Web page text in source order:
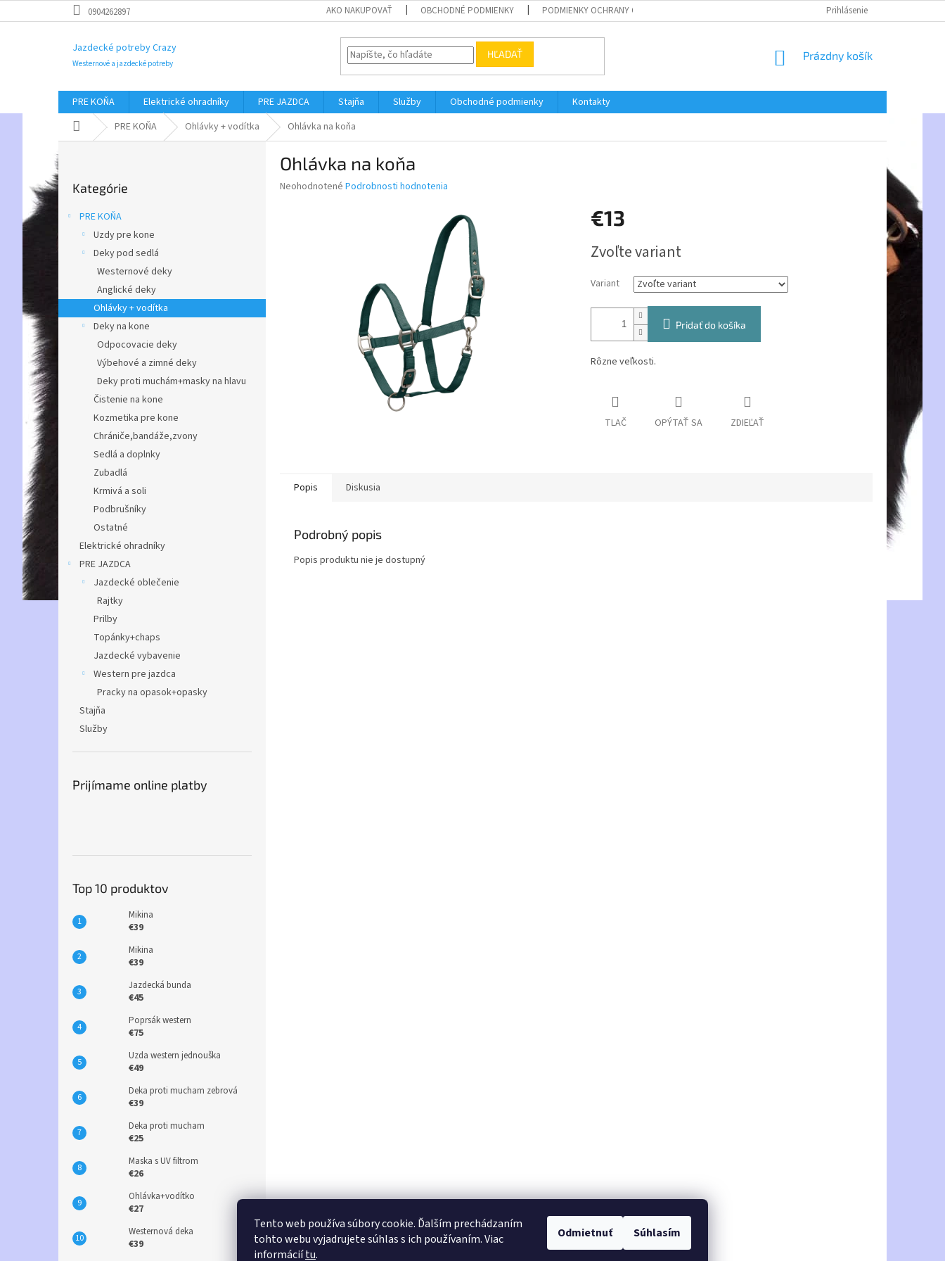
Tento web používa súbory cookie. Ďalším prechádzaním
tohto webu vyjadrujete súhlas s ich používaním. Viac
informáciítu.
Odmietnuť Súhlasím
na
0904262897 AKO NAKUPOVAŤ OBCHODNÉ PODMIENKY PODMIENKY OCHRANY OSOBNÝCH ÚDAJOV Prihlásenie
Jazdecké potreby Crazy
Westernové a jazdecké potreby
HĽADAŤ
NÁKUPNÝ
Prázdny košík
PRE KOŇA Elektrické ohradníky PRE JAZDCA Stajňa Služby Obchodné podmienky
Kontakty
DomovPRE KOŇA Ohlávky + vodítka Ohlávka na koňa
o
č
n
kategórie
Kategórie
PRE KOŇA
Uzdy pre kone
Deky pod sedlá
Westernové deky
Anglické deky
Ohlávky + vodítka
Deky na kone
Odpocovacie deky
Výbehové a zimné deky
Deky proti muchám+masky na hlavu
Čistenie na kone
Kozmetika pre kone
Chrániče,bandáže,zvony
Sedlá a doplnky
Zubadlá
Krmivá a soli
Podbrušníky
Ostatné
Elektrické ohradníky
PRE JAZDCA
Jazdecké oblečenie
Rajtky
Prilby
Topánky+chaps
Jazdecké vybavenie
Western pre jazdca
Pracky na opasok+opasky
Stajňa
Služby
Prijímame online platby
Top 10 produktov
Mikina
€39
Mikina
€39
Jazdecká bunda
€45
Poprsák western
€75
Uzda western jednouška
€49
Deka proti mucham zebrová
€39
Deka proti mucham
€25
Maska s UV filtrom
€26
Ohlávka+vodítko
€27
Westernová deka
€39
Ohlávka na koňa
Priemerné
Neohodnotené Podrobnosti hodnotenia
€13
cena:
Zvoľte variant
Variant
Pridať do košíka
Rôzne veľkosti.
TLAČ OPÝTAŤ SA ZDIEĽAŤ
Popis Diskusia
Podrobný popis
Popis produktu nie je dostupný